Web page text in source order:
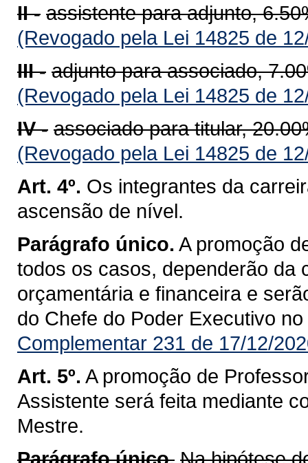
II - assistente para adjunto,
(Revogado pela Lei 14825 de
III - adjunto para associado,
(Revogado pela Lei 14825 de
IV - associado para titular,
(Revogado pela Lei 14825 de
Art. 4º. Os integrantes da
ascensão de nível.
Parágrafo único. A promoção
todos os casos, dependerão da
orçamentária e financeira e
do Chefe do Poder Executivo
Complementar 231 de 17/12/
Art. 5º. A promoção de
Assistente será feita mediante
Mestre.
Parágrafo único. Na hipótese